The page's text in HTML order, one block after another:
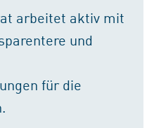
arbeitet aktiv mit
und
für die